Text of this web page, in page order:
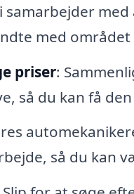
samarbejder
med
priser:
så du kan få
så du kan